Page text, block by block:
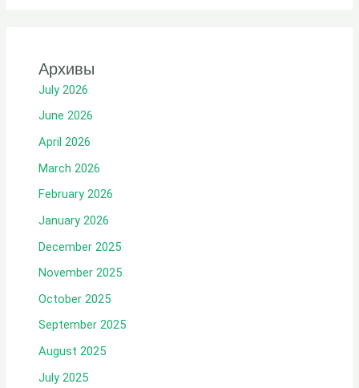
Архивы
July 2026
June 2026
April 2026
March 2026
February 2026
January 2026
December 2025
November 2025
October 2025
September 2025
August 2025
July 2025